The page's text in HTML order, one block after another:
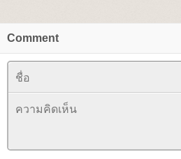
Comment